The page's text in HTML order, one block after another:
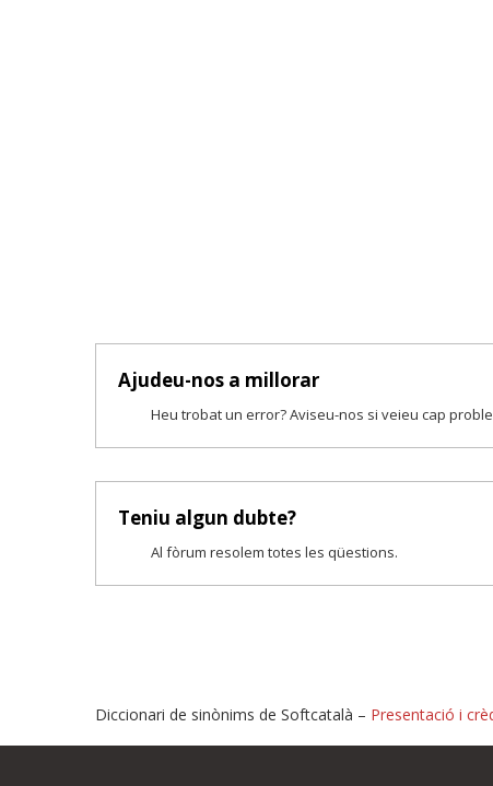
Ajudeu-nos a millorar
Heu trobat un error? Aviseu-nos si veieu cap
Teniu algun dubte?
Al fòrum resolem totes les qüestions.
Diccionari de sinònims de Softcatalà – Presentació i